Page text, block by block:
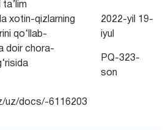
xotin-qizlarning
qo‘llab-
doir chora-
uz/docs/-6116203
2022-yil 19-
iyul
PQ-323-
son